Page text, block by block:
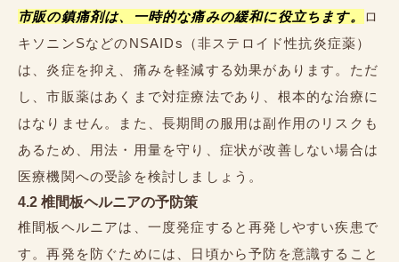
市販の鎮痛剤は、一時的な痛みの緩和に役立ちます。
ロ
キソニンSなどのNSAIDs（非ステロイド性抗炎症薬）
は、炎症を抑え、痛みを軽減する効果があります。ただ
し、市販薬はあくまで対症療法であり、根本的な治療に
はなりません。また、長期間の服用は副作用のリスクも
あるため、用法・用量を守り、症状が改善しない場合は
医療機関への受診を検討しましょう。
4.2 椎間板ヘルニアの予防策
椎間板ヘルニアは、一度発症すると再発しやすい疾患で
す。再発を防ぐためには、日頃から予防を意識すること